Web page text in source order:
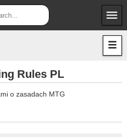
menu
Judges
JAR
Rules PL
o zasadach MTG